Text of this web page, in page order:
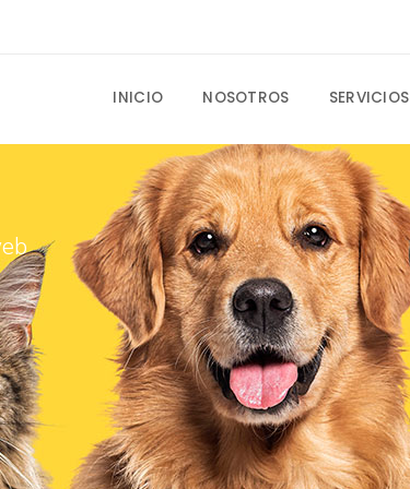
INICIO NOSOTROS SERVICIOS